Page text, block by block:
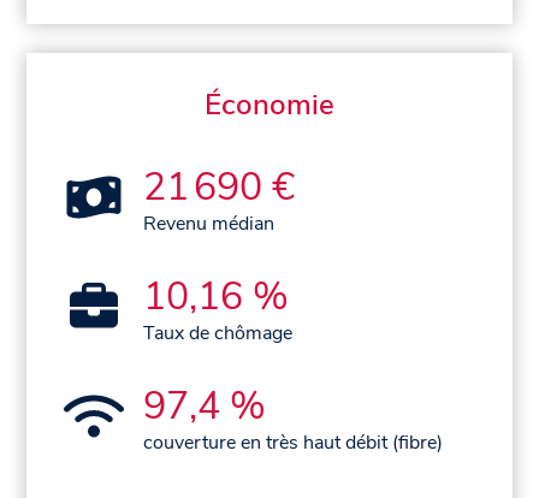
Économie
21 690 €
Revenu médian
10,16 %
Taux de chômage
97,4 %
couverture en très haut débit (fibre)